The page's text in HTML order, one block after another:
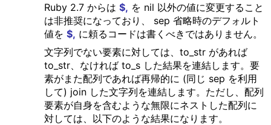
Ruby 2.7 からは $, を nil 以外の値に変更すること
は非推奨になっており、 sep 省略時のデフォルト
値を $, に頼るコードは書くべきではありません。
文字列でない要素に対しては、to_str があれば
to_str、なければ to_s した結果を連結します。要
素がまた配列であれば再帰的に (同じ sep を利用
して) join した文字列を連結します。ただし、配列
要素が自身を含むような無限にネストした配列に
対しては、以下のような結果になります。